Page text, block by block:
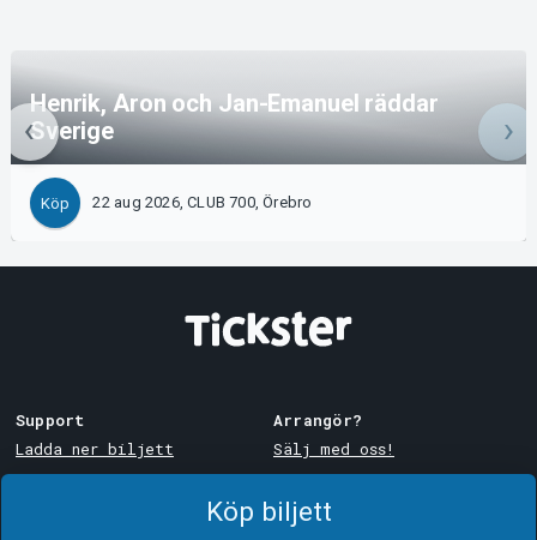
Köp biljett
Henrik, Aron och Jan-Emanuel räddar
Sverige
Köp 22 aug 2026, CLUB 700, Örebro
Support
Ladda ner biljett
Köp- och leveransvillkor
Arrangör?
Sälj med oss!
System Support